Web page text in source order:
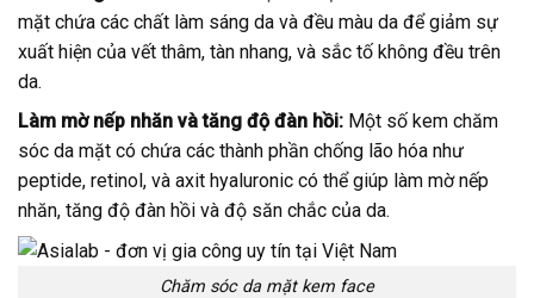
mặt chứa các chất làm sáng da và đều màu da để giảm sự
xuất hiện của vết thâm, tàn nhang, và sắc tố không đều trên
da.
Làm mờ nếp nhăn và tăng độ đàn hồi: Một số kem chăm
sóc da mặt có chứa các thành phần chống lão hóa như
peptide, retinol, và axit hyaluronic có thể giúp làm mờ nếp
nhăn, tăng độ đàn hồi và độ săn chắc của da.
Chăm sóc da mặt kem face